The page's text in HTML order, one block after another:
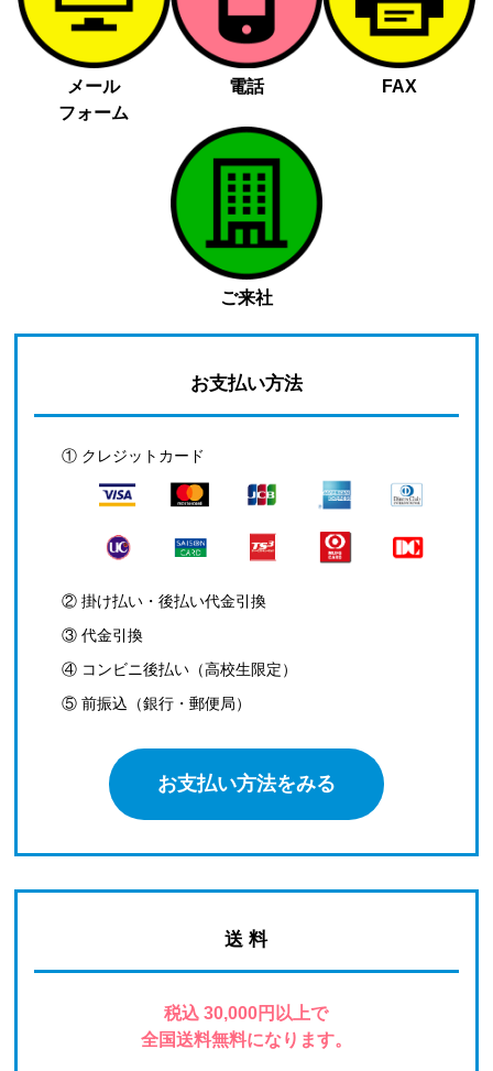
メール
フォーム
電話 FAX
ご来社
お支払い方法
① クレジットカード
② 掛け払い・後払い代金引換
③ 代金引換
④ コンビニ後払い（高校生限定）
⑤ 前振込（銀行・郵便局）
お支払い方法をみる
送 料
税込 30,000円以上で
全国送料無料になります。